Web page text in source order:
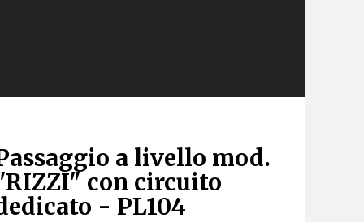
a livello mod.
con circuito
- PL104